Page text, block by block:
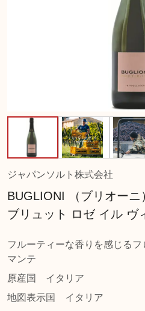
ジャパンソルト株式会社
BUGLIONI （ブリオーニ
ブリュット ロゼ イル ヴ
フルーティーな香りを感じる
マンテ
原産国
イタリア
地図表示国
イタリア